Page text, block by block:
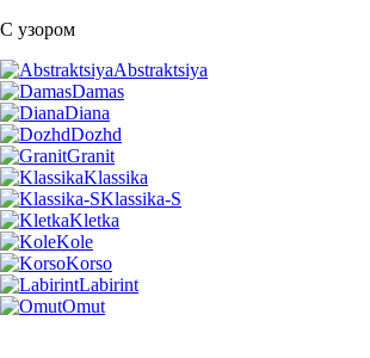
С узором
Abstraktsiya
Damas
Diana
Dozhd
Granit
Klassika
Klassika-S
Kletka
Kole
Korso
Labirint
Omut